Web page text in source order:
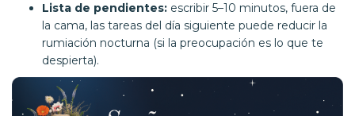
Lista de pendientes: escribir 5–10 minutos, fuera de
la cama, las tareas del día siguiente puede reducir la
rumiación nocturna (si la preocupación es lo que te
despierta).